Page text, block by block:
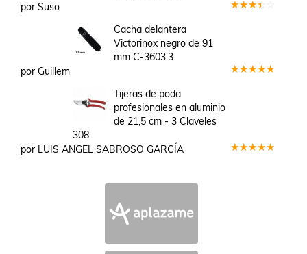
por Suso
Cacha delantera
Victorinox negro de 91
mm C-3603.3
por Guillem
Tijeras de poda
profesionales en aluminio
de 21,5 cm - 3 Claveles
308
por LUIS ANGEL SABROSO GARCÍA